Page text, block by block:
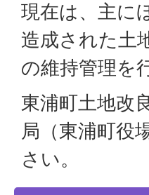
現在は、主に
造成された土
の維持管理を
東浦町土地改
局（東浦町役
さい。